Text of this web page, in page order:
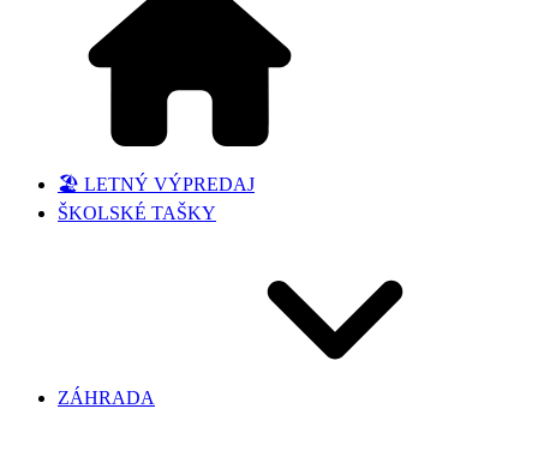
🏖️ LETNÝ VÝPREDAJ
ŠKOLSKÉ TAŠKY
ZÁHRADA